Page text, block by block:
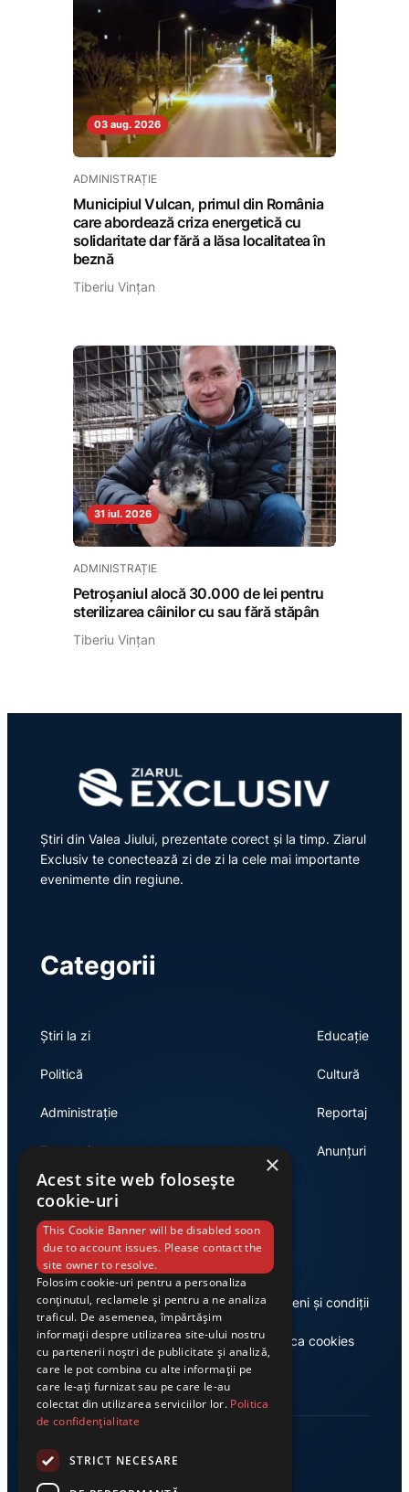
03 aug. 2026
ADMINISTRAȚIE
Municipiul Vulcan, primul din România
care abordează criza energetică cu
solidaritate dar fără a lăsa localitatea în
beznă
Tiberiu Vințan
31 iul. 2026
ADMINISTRAȚIE
Petroșaniul alocă 30.000 de lei pentru
sterilizarea câinilor cu sau fără stăpân
Tiberiu Vințan
Știri din Valea Jiului, prezentate corect și la timp. Ziarul
Exclusiv te conectează zi de zi la cele mai importante
evenimente din regiune.
Categorii
Știri la zi
Politică
Administrație
Economie
Educație
Cultură
Reportaj
Anunțuri
Link-uri utile
Despre noi
Casa de editură Exclusiv
Termeni și condiții
Politica cookies
×
Acest site web folosește
cookie-uri
This Cookie Banner will be disabled soon
due to account issues. Please contact the
site owner to resolve.
Folosim cookie-uri pentru a personaliza
conținutul, reclamele și pentru a ne analiza
traficul. De asemenea, împărtășim
informații despre utilizarea site-ului nostru
cu partenerii noștri de publicitate și analiză,
care le pot combina cu alte informații pe
care le-ați furnizat sau pe care le-au
colectat din utilizarea serviciilor lor. Politica
de confidențialitate
STRICT NECESARE